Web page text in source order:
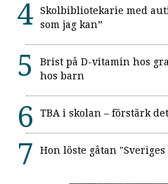
Skolbibliotekarie med
som jag kan”
Brist på D-vitamin hos
hos barn
TBA i skolan – förstärk
Hon löste gåtan